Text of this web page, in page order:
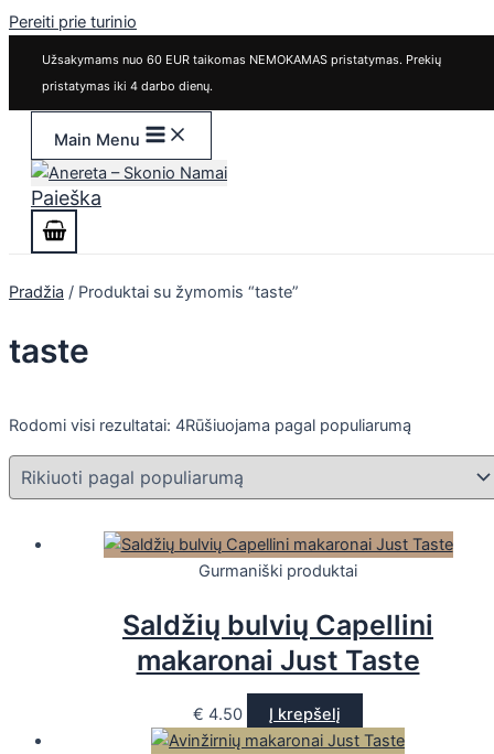
Pereiti prie turinio
Užsakymams nuo 60 EUR taikomas NEMOKAMAS pristatymas. Prekių
pristatymas iki 4 darbo dienų.
Main Menu
Paieška
Pradžia / Produktai su žymomis “taste”
taste
Rodomi visi rezultatai: 4Rūšiuojama pagal populiarumą
Gurmaniški produktai
Saldžių bulvių Capellini
makaronai Just Taste
€ 4.50 Į krepšelį